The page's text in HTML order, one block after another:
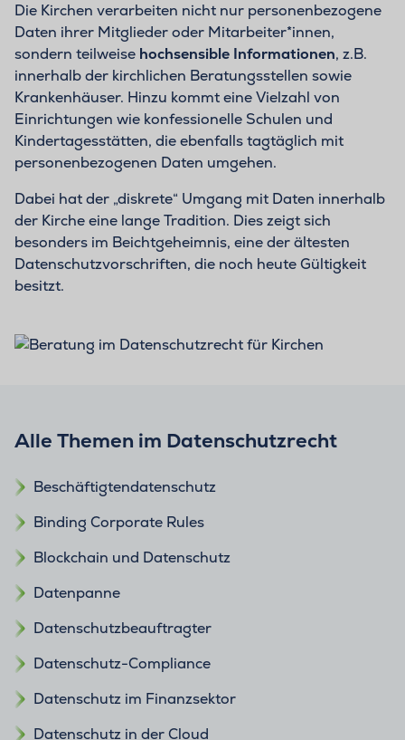
Die Kirchen verarbeiten nicht nur personenbezogene
Daten ihrer Mitglieder oder Mitarbeiter*innen,
sondern teilweise hochsensible Informationen, z.B.
innerhalb der kirchlichen Beratungsstellen sowie
Krankenhäuser. Hinzu kommt eine Vielzahl von
Einrichtungen wie konfessionelle Schulen und
Kindertagesstätten, die ebenfalls tagtäglich mit
personenbezogenen Daten umgehen.
Dabei hat der „diskrete“ Umgang mit Daten innerhalb
der Kirche eine lange Tradition. Dies zeigt sich
besonders im Beichtgeheimnis, eine der ältesten
Datenschutzvorschriften, die noch heute Gültigkeit
besitzt.
Alle Themen im Datenschutzrecht
Beschäftigtendatenschutz
Binding Corporate Rules
Blockchain und Datenschutz
Datenpanne
Datenschutzbeauftragter
Datenschutz-Compliance
Datenschutz im Finanzsektor
Datenschutz in der Cloud